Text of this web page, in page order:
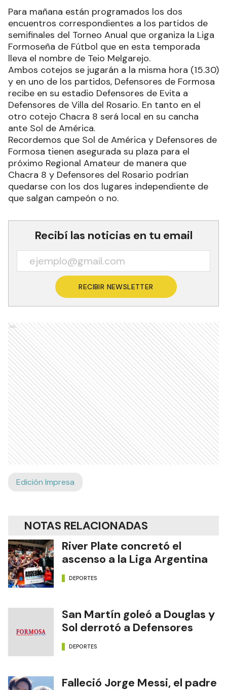
Para mañana están programados los dos
encuentros correspondientes a los partidos de
semifinales del Torneo Anual que organiza la Liga
Formoseña de Fútbol que en esta temporada
lleva el nombre de Teio Melgarejo.
Ambos cotejos se jugarán a la misma hora (15.30)
y en uno de los partidos, Defensores de Formosa
recibe en su estadio Defensores de Evita a
Defensores de Villa del Rosario. En tanto en el
otro cotejo Chacra 8 será local en su cancha
ante Sol de América.
Recordemos que Sol de América y Defensores de
Formosa tienen asegurada su plaza para el
próximo Regional Amateur de manera que
Chacra 8 y Defensores del Rosario podrían
quedarse con los dos lugares independiente de
que salgan campeón o no.
Recibí las noticias en tu email
RECIBIR NEWSLETTER
Ads
Edición Impresa
NOTAS RELACIONADAS
River Plate concretó el
ascenso a la Liga Argentina
DEPORTES
San Martín goleó a Douglas y
Sol derrotó a Defensores
DEPORTES
Falleció Jorge Messi, el padre